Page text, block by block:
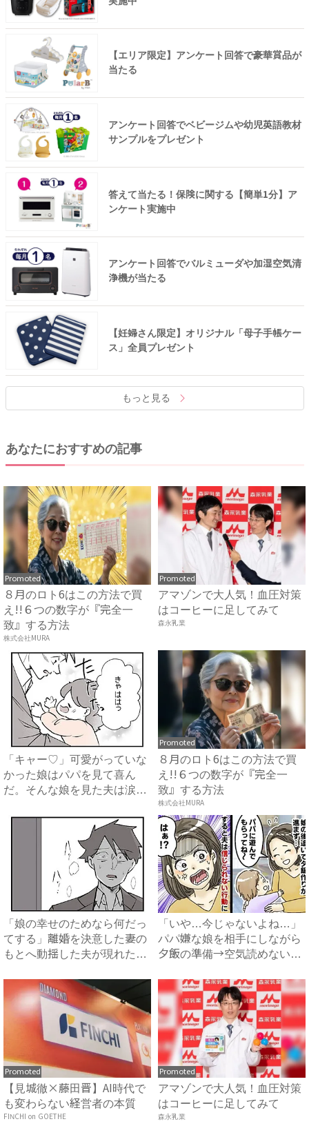
【エリア限定】アンケート回答で豪華賞品が
当たる
アンケート回答でベビージムや幼児英語教材
サンプルをプレゼント
答えて当たる！保険に関する【簡単1分】ア
ンケート実施中
アンケート回答でバルミューダや加湿空気清
浄機が当たる
【妊婦さん限定】オリジナル「母子手帳ケー
ス」全員プレゼント
もっと見る
あなたにおすすめの記事
Promoted
８月のロト6はこの方法で買
え!!６つの数字が『完全一
致』する方法
株式会社MURA
Promoted
アマゾンで大人気！血圧対策
はコーヒーに足してみて
森永乳業
「キャー♡」可愛がっていな
かった娘はパパを見て喜ん
だ。そんな娘を見た夫は涙を
Promoted
８月のロト6はこの方法で買
え!!６つの数字が『完全一
致』する方法
株式会社MURA
「娘の幸せのためなら何だっ
てする」離婚を決意した妻の
もとへ動揺した夫が現れた！
「いや…今じゃないよね…」
パパ嫌な娘を相手にしながら
夕飯の準備→空気読めない
Promoted
【見城徹×藤田晋】AI時代で
も変わらない経営者の本質
FINCHI on GOETHE
Promoted
アマゾンで大人気！血圧対策
はコーヒーに足してみて
森永乳業